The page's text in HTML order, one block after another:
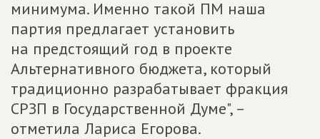
минимума. Именно такой ПМ наша
партия предлагает установить
на предстоящий год в проекте
Альтернативного бюджета, который
традиционно разрабатывает фракция
СРЗП в Государственной Думе", –
отметила Лариса Егорова.